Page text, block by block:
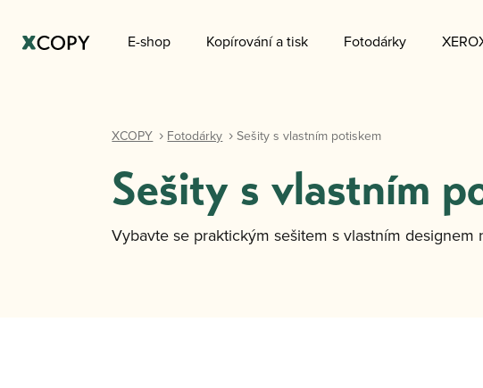
E-shop Kopírování a tisk Fotodárky
XCOPY Fotodárky Sešity s vlastním potiskem
Sešity s vlastním
Vybavte se praktickým sešitem s vlastním